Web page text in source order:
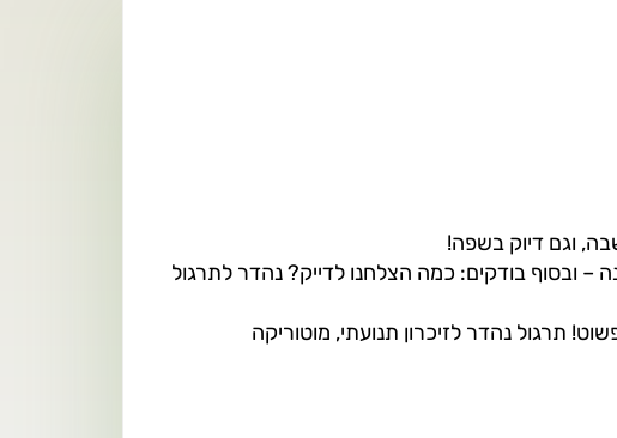
וגם דיוק בשפה!
– ובסוף בודקים: כמה הצלחנו לדייק? נהדר לתרגול
תרגול נהדר לזיכרון תנועתי, מוטוריקה